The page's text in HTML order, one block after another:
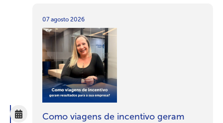
07 agosto 2026
Como viagens de incentivo geram